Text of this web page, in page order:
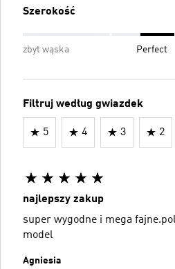
Szerokość
zbyt wąska Perfect
Filtruj według gwiazdek
5 4 3 2
najlepszy zakup
super wygodne i mega
model
Agniesia